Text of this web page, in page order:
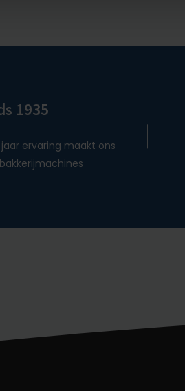
1935
ervaring maakt ons